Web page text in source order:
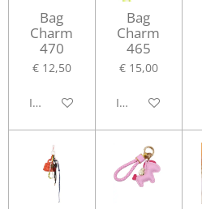
Bag
Charm
470
€ 12,50
In winkelwagen
Bag
Charm
465
€ 15,00
In winkelwagen